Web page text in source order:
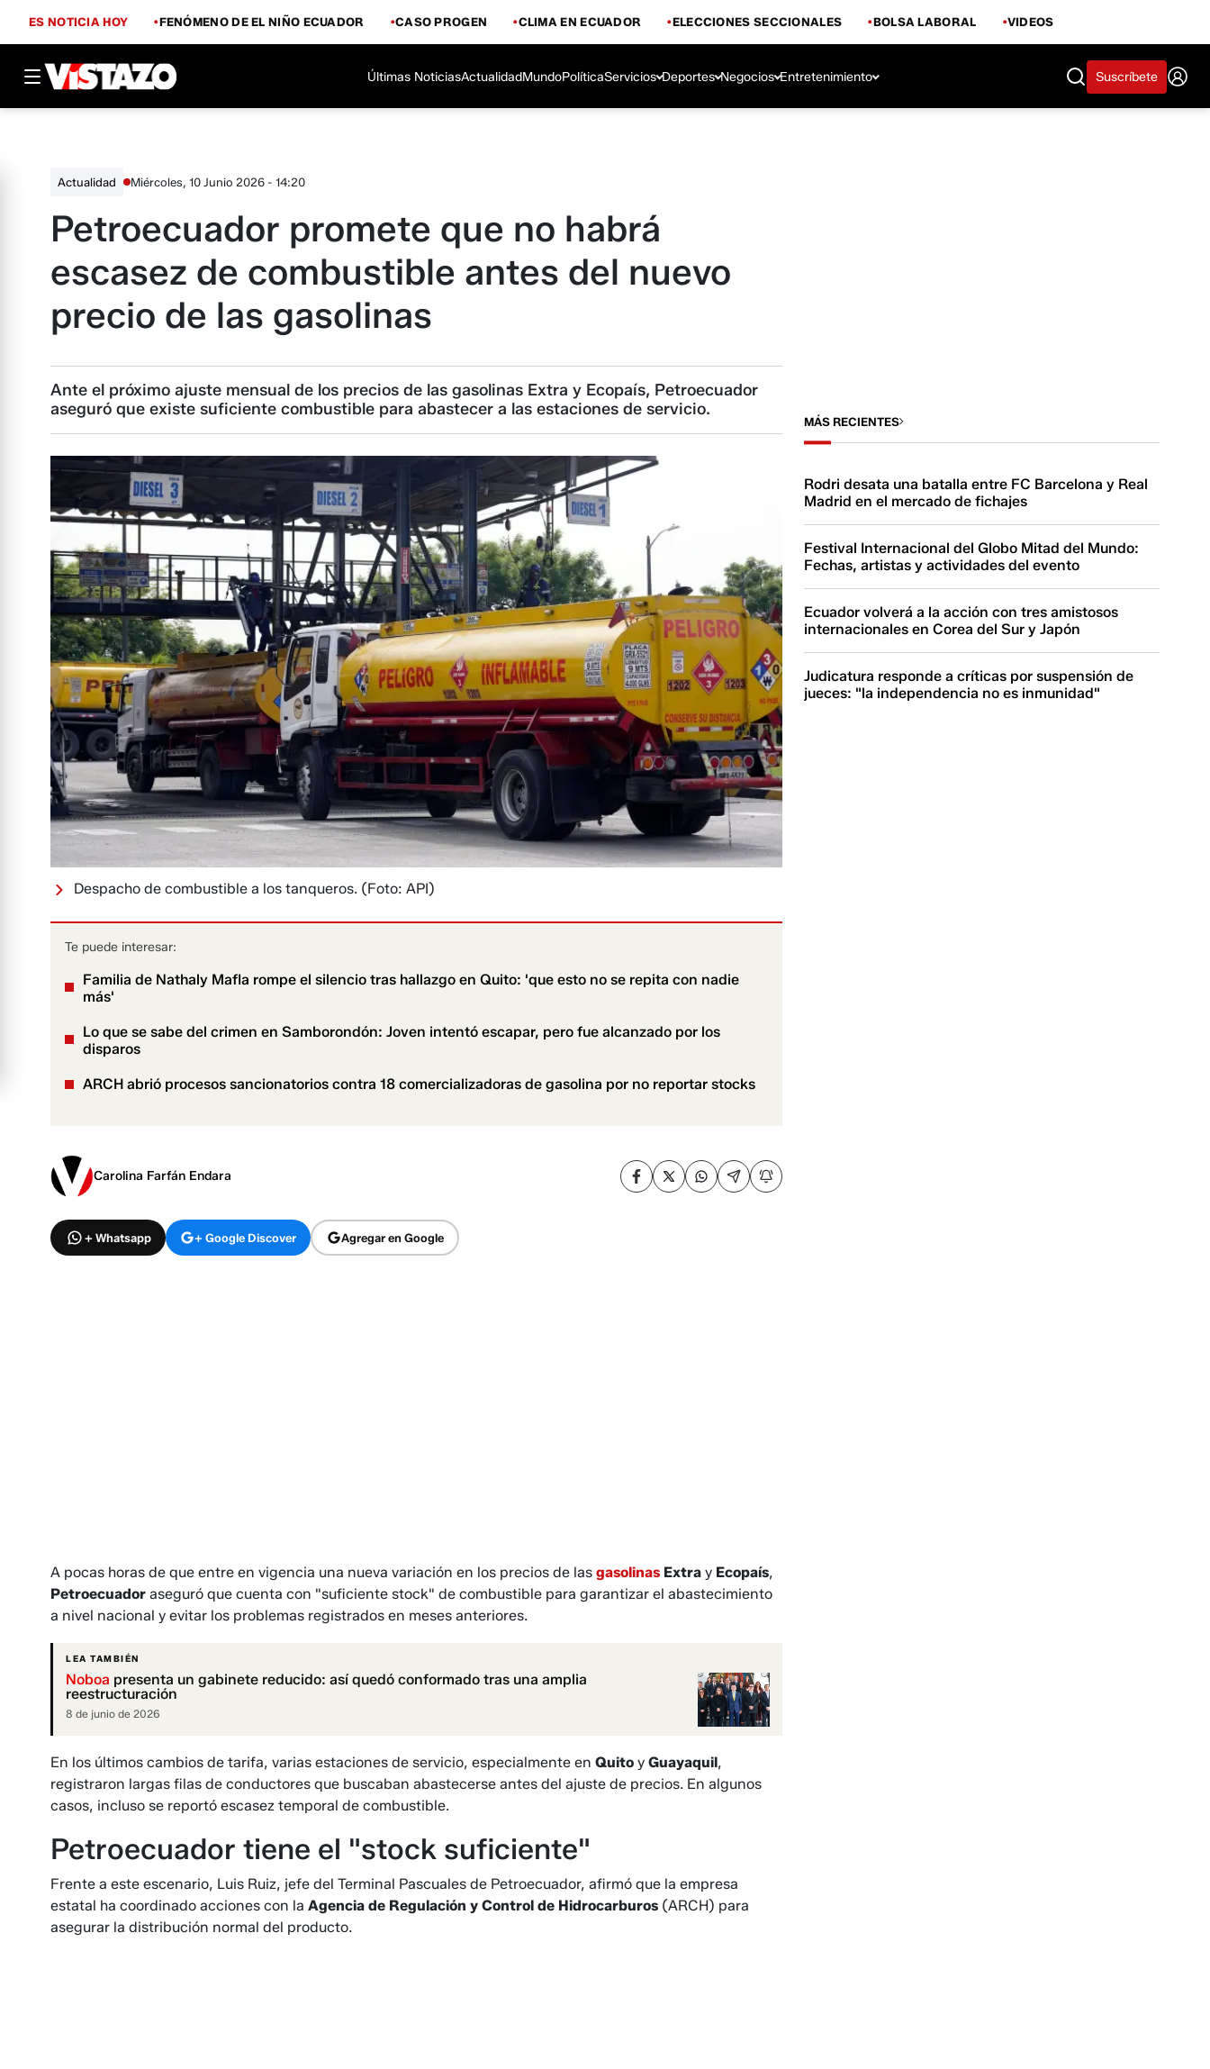
ES NOTICIA HOY FENÓMENO DE EL NIÑO ECUADOR CASO PROGEN CLIMA EN ECUADOR ELECCIONES SECCIONALES BOLSA LABORAL VIDEOS
Últimas NoticiasActualidadMundoPolíticaServicios Deportes Negocios Entretenimiento Suscríbete
Actualidad Miércoles, 10 Junio 2026 - 14:20
Petroecuador promete que no habrá
escasez de combustible antes del nuevo
precio de las gasolinas
Ante el próximo ajuste mensual de los precios de las gasolinas Extra y Ecopaís, Petroecuador
aseguró que existe suficiente combustible para abastecer a las estaciones de servicio.
Despacho de combustible a los tanqueros. (Foto: API)
Te puede interesar:
Familia de Nathaly Mafla rompe el silencio tras hallazgo en Quito: 'que esto no se repita con nadie
más'
Lo que se sabe del crimen en Samborondón: Joven intentó escapar, pero fue alcanzado por los
disparos
ARCH abrió procesos sancionatorios contra 18 comercializadoras de gasolina por no reportar stocks
Carolina Farfán Endara
+ Whatsapp + Google Discover Agregar en Google
A pocas horas de que entre en vigencia una nueva variación en los precios de las gasolinas Extra y Ecopaís,
Petroecuador aseguró que cuenta con "suficiente stock" de combustible para garantizar el abastecimiento
a nivel nacional y evitar los problemas registrados en meses anteriores.
LEA TAMBIÉN
Noboa presenta un gabinete reducido: así quedó conformado tras una amplia
reestructuración
8 de junio de 2026
En los últimos cambios de tarifa, varias estaciones de servicio, especialmente en Quito y Guayaquil,
registraron largas filas de conductores que buscaban abastecerse antes del ajuste de precios. En algunos
casos, incluso se reportó escasez temporal de combustible.
Petroecuador tiene el "stock suficiente"
Frente a este escenario, Luis Ruiz, jefe del Terminal Pascuales de Petroecuador, afirmó que la empresa
estatal ha coordinado acciones con la Agencia de Regulación y Control de Hidrocarburos (ARCH) para
asegurar la distribución normal del producto.
MÁS RECIENTES
Rodri desata una batalla entre FC Barcelona y Real
Madrid en el mercado de fichajes
Festival Internacional del Globo Mitad del Mundo:
Fechas, artistas y actividades del evento
Ecuador volverá a la acción con tres amistosos
internacionales en Corea del Sur y Japón
Judicatura responde a críticas por suspensión de
jueces: "la independencia no es inmunidad"